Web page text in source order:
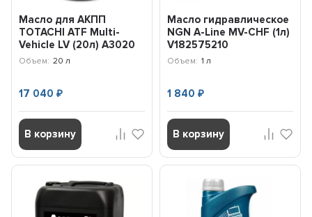
Масло для АКПП
TOTACHI ATF Multi-
Vehicle LV (20л) A3020
Объем: 20 л
17 040₽
В корзину
Масло гидравлическое
NGN A-Line MV-CHF (1л)
V182575210
Объем: 1 л
1 840 ₽
В корзину